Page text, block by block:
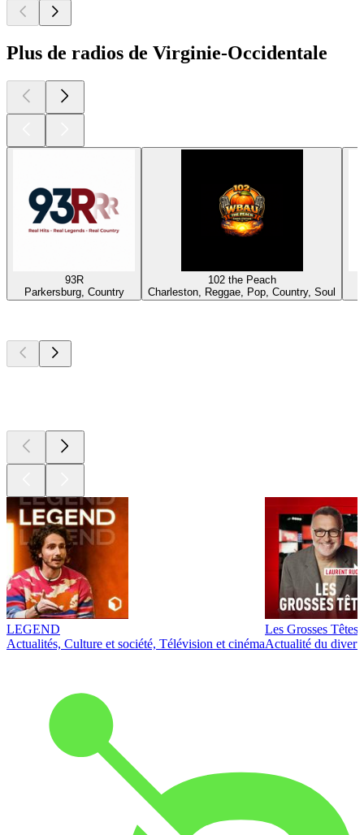
Plus de radios de Virginie-Occidentale
93R
Parkersburg, Country
102 the Peach
Charleston, Reggae, Pop, Country, Soul
LEGEND
Actualités, Culture et société, Télévision et cinéma
Les Grosses Têtes
Actualité du